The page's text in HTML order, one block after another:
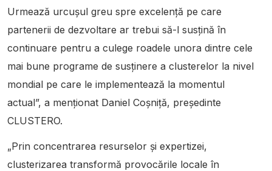
Urmează urcușul greu spre excelență pe care
partenerii de dezvoltare ar trebui să-l susțină în
continuare pentru a culege roadele unora dintre cele
mai bune programe de susținere a clusterelor la nivel
mondial pe care le implementează la momentul
actual”, a menționat Daniel Coșniță, președinte
CLUSTERO.
„Prin concentrarea resurselor și expertizei,
clusterizarea transformă provocările locale în